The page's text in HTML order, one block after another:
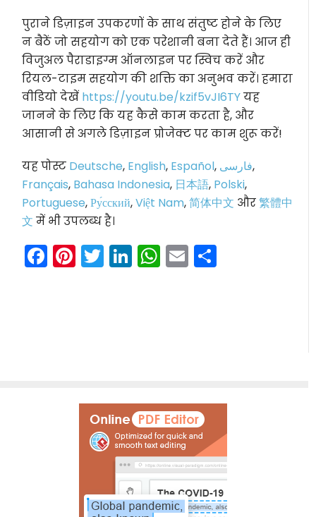
पुराने डिज़ाइन उपकरणों के साथ संतुष्ट होने के लिए
न बैठें जो सहयोग को एक परेशानी बना देते हैं। आज ही
विजुअल पैराडाइग्म ऑनलाइन पर स्विच करें और
रियल-टाइम सहयोग की शक्ति का अनुभव करें। हमारा
वीडियो देखें https://youtu.be/kzif5vJI6TYयह
जानने के लिए कि यह कैसे काम करता है, और
आसानी से अगले डिज़ाइन प्रोजेक्ट पर काम शुरू करें!
यह पोस्ट Deutsche, English, Español, فارسی,
Français, Bahasa Indonesia, 日本語, Polski,
Portuguese,Ру́сский,Việt Nam,简体中文 और繁體中
文 में भी उपलब्ध है।
Facebook
Pinterest
Twitter
LinkedIn
WhatsApp
Email